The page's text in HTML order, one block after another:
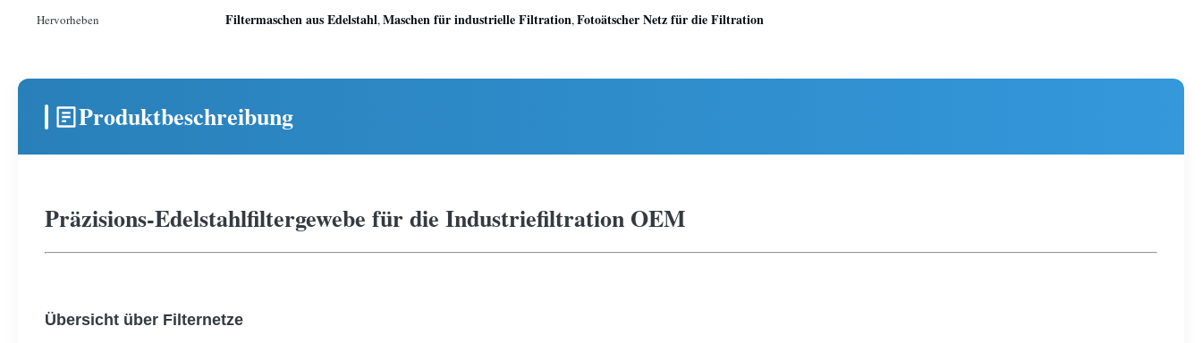
Hervorheben
Filtermaschen aus Edelstahl,Maschen für industrielle Filtration,Fotoätscher Netz für die Filtration
Produktbeschreibung
Präzisions-Edelstahlfiltergewebe für die Industriefiltration OEM
Übersicht über Filternetze